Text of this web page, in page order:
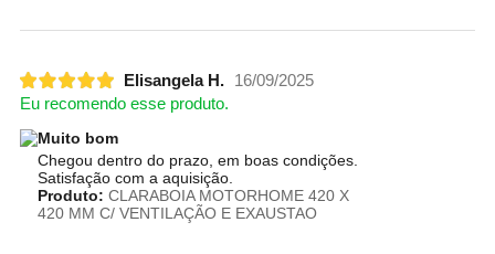
Elisangela H.
16/09/2025
Eu recomendo esse produto.
Muito bom
Chegou dentro do prazo, em boas condições.
Satisfação com a aquisição.
Produto: CLARABOIA MOTORHOME 420 X
420 MM C/ VENTILAÇÃO E EXAUSTAO